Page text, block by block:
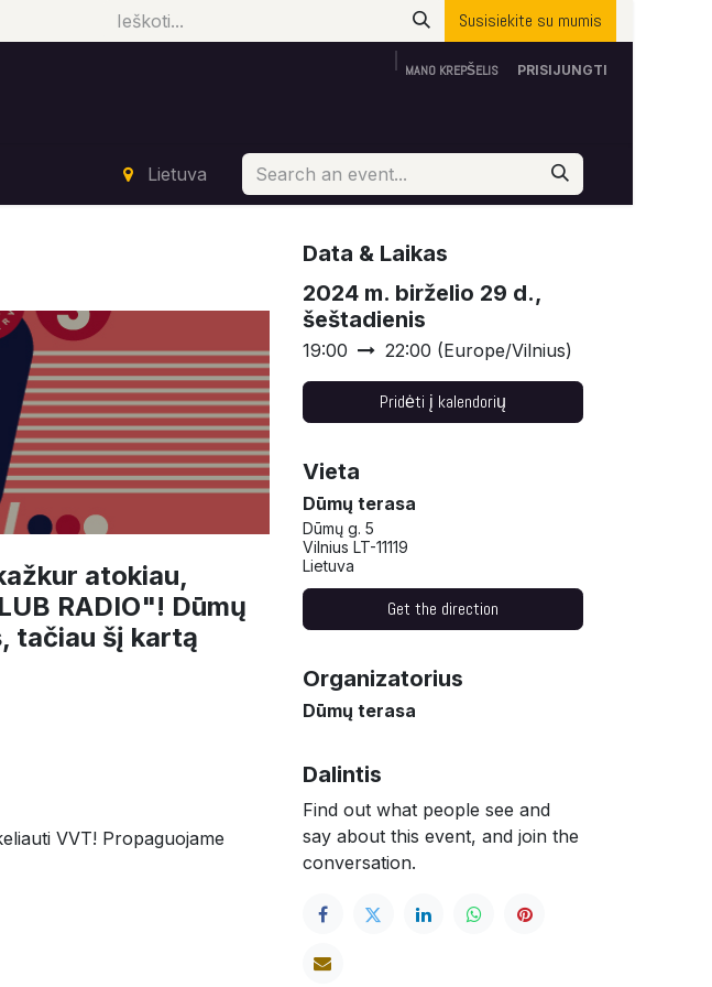
Susisiekite su mumis
MANO KREPŠELIS PRISIJUNGTI
Lietuva
atokiau,
RADIO"! Dūmų
tačiau šį kartą
VVT! Propaguojame
Data & Laikas
2024 m. birželio 29 d.,
šeštadienis
19:00 22:00 (Europe/Vilnius)
Pridėti į kalendorių
Vieta
Dūmų terasa
Dūmų g. 5
Vilnius LT-11119
Lietuva
Get the direction
Organizatorius
Dūmų terasa
Dalintis
Find out what people see and
say about this event, and join the
conversation.